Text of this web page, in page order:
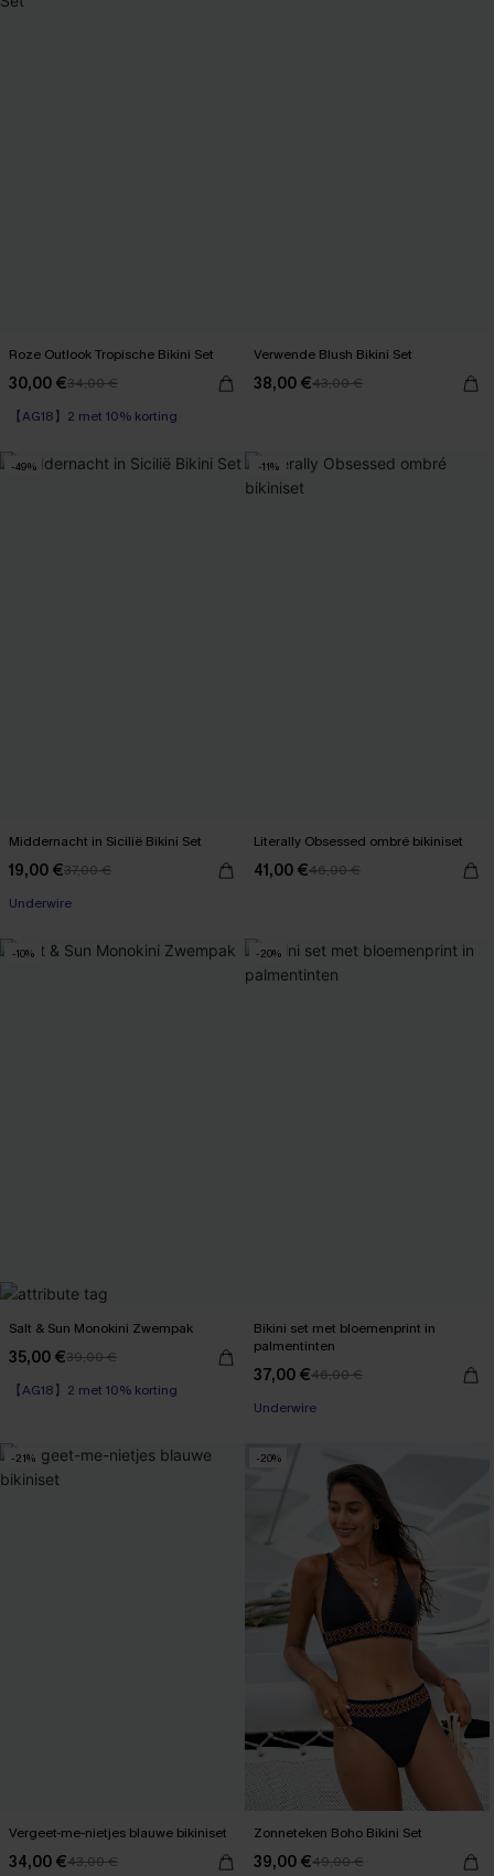
Roze Outlook Tropische Bikini Set
30,00 €34,00 €
【AG18】2 met 10% korting
Verwende Blush Bikini Set
38,00 €43,00 €
-49%
Middernacht in Sicilië Bikini Set
19,00 €37,00 €
Underwire
-11%
Literally Obsessed ombré bikiniset
41,00 €46,00 €
-10%
Salt & Sun Monokini Zwempak
35,00 €39,00 €
【AG18】2 met 10% korting
-20%
Bikini set met bloemenprint in
palmentinten
37,00 €46,00 €
【AG18】2 met 10% korting
Underwire
-21%
Vergeet-me-nietjes blauwe bikiniset
34,00 €43,00 €
-20%
Zonneteken Boho Bikini Set
39,00 €49,00 €